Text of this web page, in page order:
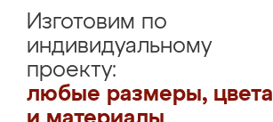
Изготовим по
индивидуальному
проекту:
любые размеры, цвета